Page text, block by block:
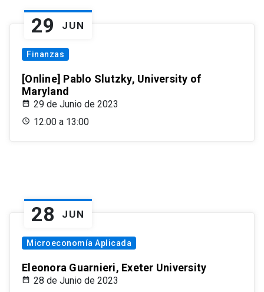
29 JUN
Finanzas
[Online] Pablo Slutzky, University of
Maryland
29 de Junio de 2023
12:00 a 13:00
28 JUN
Microeconomía Aplicada
Eleonora Guarnieri, Exeter University
28 de Junio de 2023